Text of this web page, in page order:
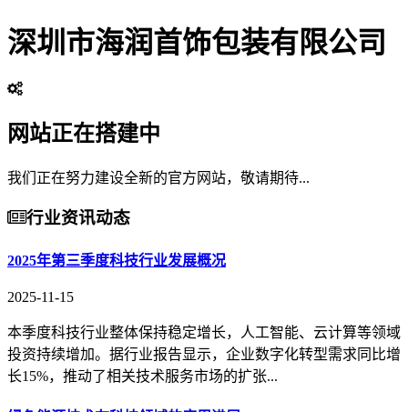
深圳市海润首饰包装有限公司
网站正在搭建中
我们正在努力建设全新的官方网站，敬请期待...
行业资讯动态
2025年第三季度科技行业发展概况
2025-11-15
本季度科技行业整体保持稳定增长，人工智能、云计算等领域
投资持续增加。据行业报告显示，企业数字化转型需求同比增
长15%，推动了相关技术服务市场的扩张...